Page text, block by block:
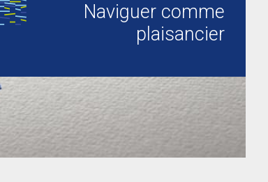
Naviguer comme
plaisancier